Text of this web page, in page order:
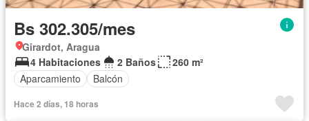
Bs 302.305/mes
Girardot, Aragua
4 Habitaciones
2 Baños
260 m²
Aparcamiento
Balcón
Hace 2 días, 18 horas